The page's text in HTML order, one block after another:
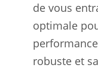
de vous
optimale
robuste et